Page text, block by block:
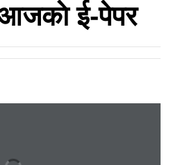
ई-पेपर